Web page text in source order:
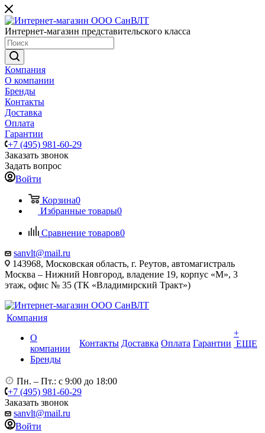
Интернет-магазин представительского класса
Компания
О компании
Бренды
Контакты
Доставка
Оплата
Гарантии
+7 (495) 981-60-29
Заказать звонок
Задать вопрос
Войти
Корзина0
Избранные товары0
Сравнение товаров0
sanvlt@mail.ru
143968, Московская область, г. Реутов, автомагистраль
Москва – Нижний Новгород, владение 19, корпус «М», 3
этаж, офис № 35 (ТК «Владимирский Тракт»)
Компания
О
компании
Бренды
Контакты Доставка Оплата Гарантии
+
ЕЩЕ
Пн. – Пт.: с 9:00 до 18:00
+7 (495) 981-60-29
Заказать звонок
sanvlt@mail.ru
Войти